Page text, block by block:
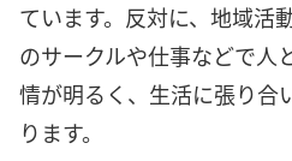
ています。反対に、地域活
のサークルや仕事などで人
情が明るく、生活に張り合
ります。